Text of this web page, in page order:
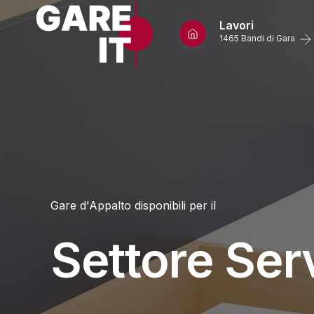
Lavori
1465 Bandi di Gara
Home
Appalti per
Lavori
Servizi
Appalti per
Gare d'Appalto disponibili per il
Settore